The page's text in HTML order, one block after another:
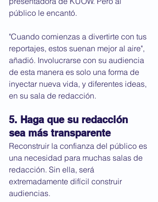
público le encantó.
"Cuando comienzas a divertirte con tus
reportajes, estos suenan mejor al aire",
añadió. Involucrarse con su audiencia
de esta manera es solo una forma de
inyectar nueva vida, y diferentes ideas,
en su sala de redacción.
5. Haga que su redacción
sea más transparente
Reconstruir la confianza del público es
una necesidad para muchas salas de
redacción. Sin ella, será
extremadamente difícil construir
audiencias.